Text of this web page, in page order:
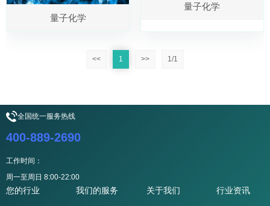
量子化学
量子化学
<< 1 >> 1/1
全国统一服务热线
400-889-2690
工作时间：
周一至周日 8:00-22:00
您的行业 我们的服务 关于我们 行业资讯